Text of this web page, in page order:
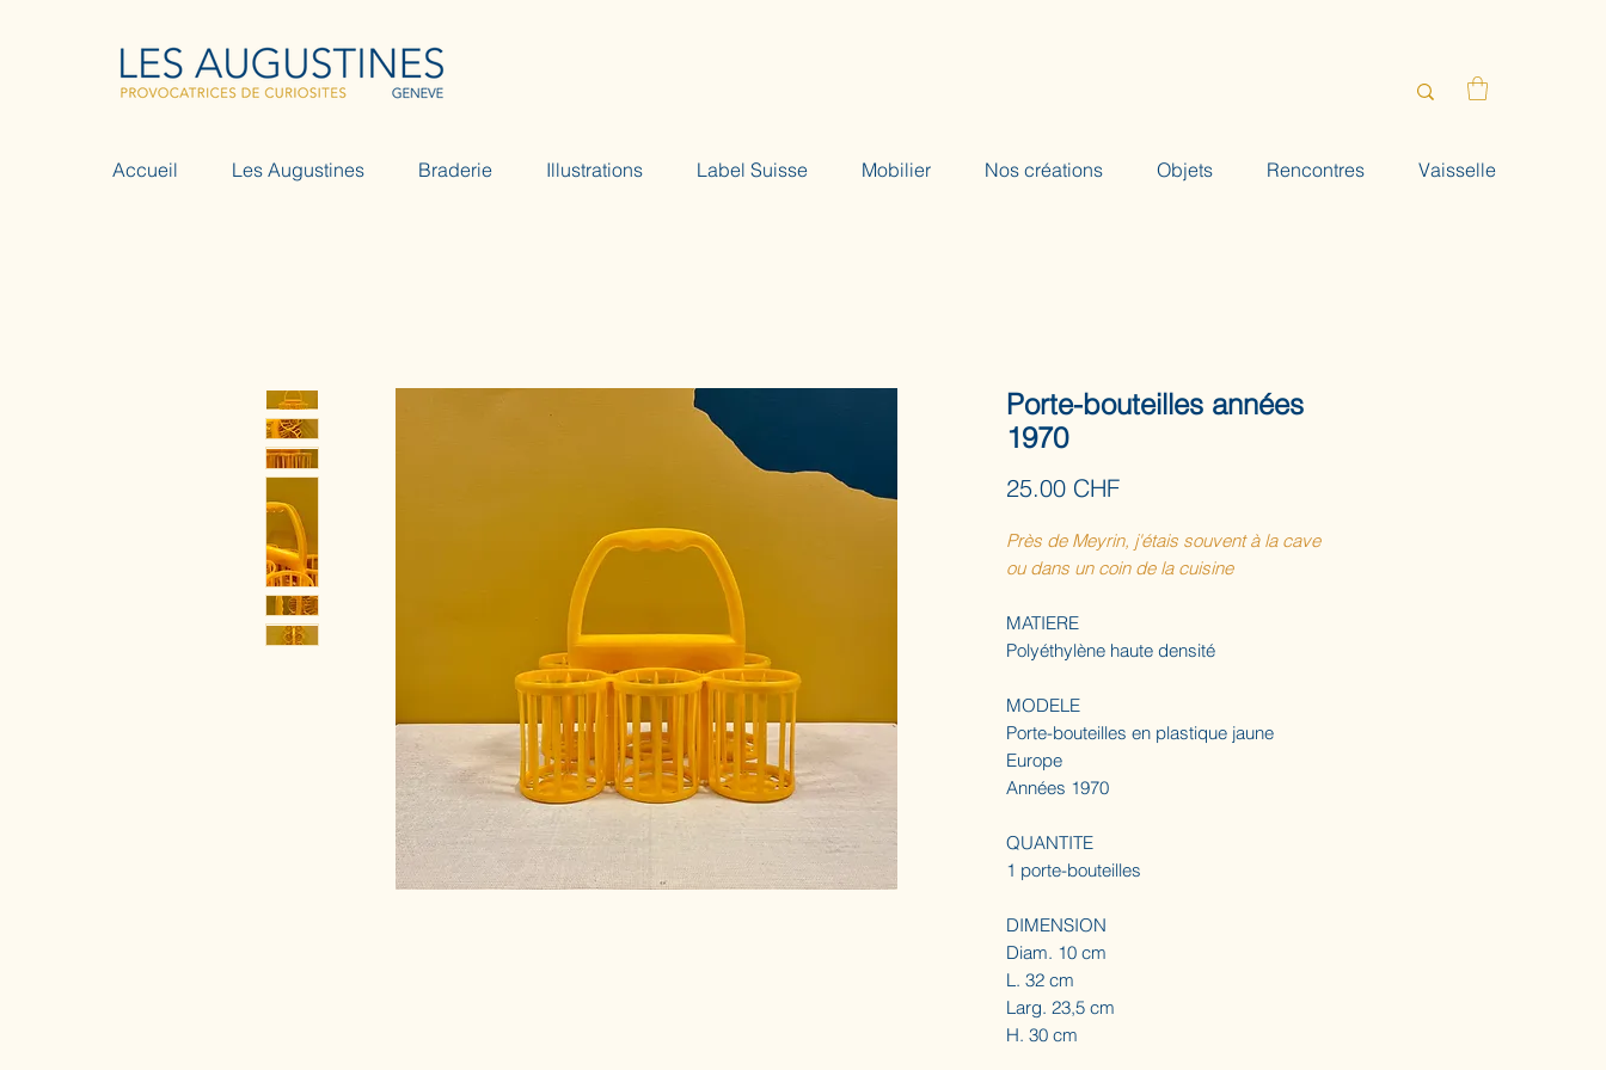
Accueil Les Augustines Braderie Illustrations Label Suisse Mobilier Nos créations Objets Rencontres Vaisselle
Porte-bouteilles années
1970
25.00 CHFPrix
Près de Meyrin, j'étais souvent à la cave
ou dans un coin de la cuisine
MATIERE
Polyéthylène haute densité
MODELE
Porte-bouteilles en plastique jaune
Europe
Années 1970
QUANTITE
1 porte-bouteilles
DIMENSION
Diam. 10 cm
L. 32 cm
Larg. 23,5 cm
H. 30 cm